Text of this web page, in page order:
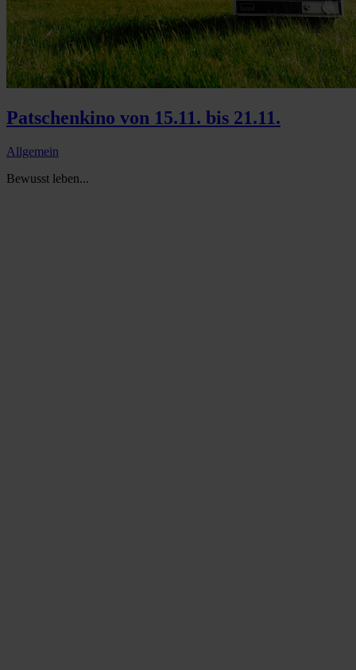
Patschenkino von 15.11. bis 21.11.
Allgemein
Bewusst leben...